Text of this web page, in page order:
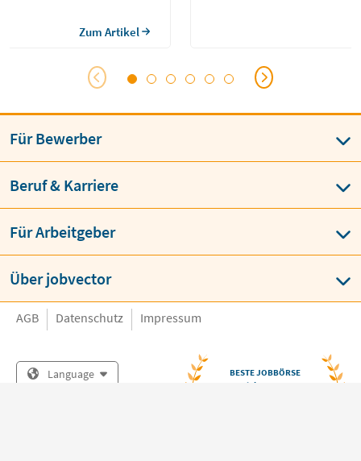
Zum Artikel
Für Bewerber
Beruf & Karriere
Für Arbeitgeber
Über jobvector
AGB Datenschutz Impressum
Language
BESTE JOBBÖRSE
job